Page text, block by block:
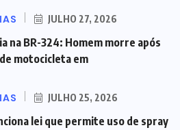
JULHO 27, 2026
na BR-324: Homem morre após
motocicleta em
JULHO 25, 2026
lei que permite uso de spray